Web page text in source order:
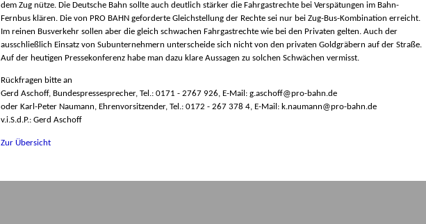
dem Zug nütze. Die Deutsche Bahn sollte auch deutlich stärker die Fahrgastrechte bei Verspätungen im Bahn-
Fernbus klären. Die von PRO BAHN geforderte Gleichstellung der Rechte sei nur bei Zug-Bus-Kombination erreicht.
Im reinen Busverkehr sollen aber die gleich schwachen Fahrgastrechte wie bei den Privaten gelten. Auch der
ausschließlich Einsatz von Subunternehmern unterscheide sich nicht von den privaten Goldgräbern auf der Straße.
Auf der heutigen Pressekonferenz habe man dazu klare Aussagen zu solchen Schwächen vermisst.
Rückfragen bitte an
Gerd Aschoff, Bundespressesprecher, Tel.: 0171 - 2767 926, E-Mail: g.aschoff@pro-bahn.de
oder Karl-Peter Naumann, Ehrenvorsitzender, Tel.: 0172 - 267 378 4, E-Mail: k.naumann@pro-bahn.de
v.i.S.d.P.: Gerd Aschoff
Zur Übersicht